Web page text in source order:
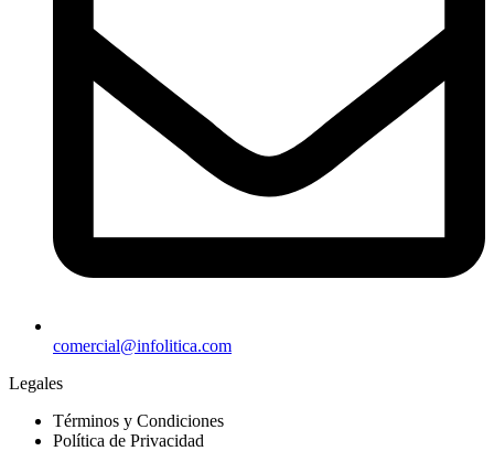
comercial@infolitica.com
Legales
Términos y Condiciones
Política de Privacidad